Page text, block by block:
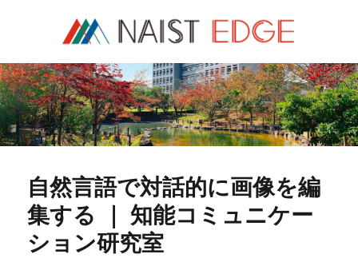
NAIST Edge
自然言語で対話的に画像を編
集する ｜ 知能コミュニケー
ション研究室